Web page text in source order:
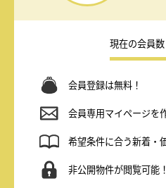
現在の会員数
会員登録は無料！
会員専用マイページを
希望条件に合う新着・
非公開物件が閲覧可能！